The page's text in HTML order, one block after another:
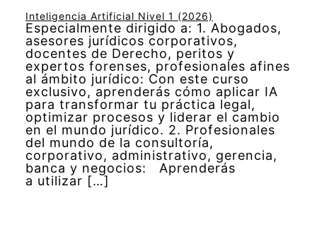
Inteligencia Artificial Nivel 1 (2026)
Especialmente dirigido a: 1. Abogados,
asesores jurídicos corporativos,
docentes de Derecho, peritos y
expertos forenses, profesionales afines
al ámbito jurídico: Con este curso
exclusivo, aprenderás cómo aplicar IA
para transformar tu práctica legal,
optimizar procesos y liderar el cambio
en el mundo jurídico. 2. Profesionales
del mundo de la consultoría,
corporativo, administrativo, gerencia,
banca y negocios: Aprenderás
a utilizar […]